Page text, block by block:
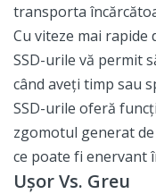
transporta
Cu viteze mai
SSD-urile vă permit
când aveți timp sau
SSD-urile oferă
zgomotul generat
ce poate fi enervant
Ușor Vs. Greu